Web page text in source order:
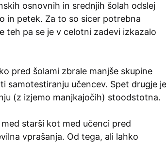
osnovnih in srednjih šolah odslej
in petek. Za to so sicer potrebna
teh pa se je v celotni zadevi izkazalo
pred šolami zbrale manjše skupine
samotestiranju učencev. Spet drugje je
(z izjemo manjkajočih) stoodstotna.
starši kot med učenci pred
vprašanja. Od tega, ali lahko